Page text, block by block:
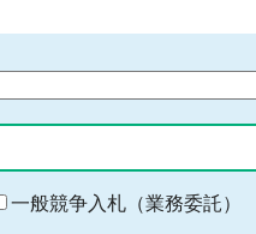
一般競争入札（業務委託）